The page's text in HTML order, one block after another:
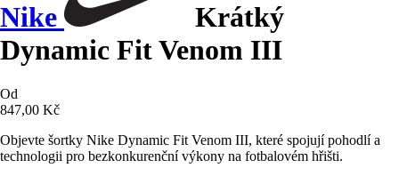
Nike
Krátký
Dynamic Fit Venom III
Od
847,00 Kč
Objevte šortky Nike Dynamic Fit Venom III, které spojují pohodlí a
technologii pro bezkonkurenční výkony na fotbalovém hřišti.